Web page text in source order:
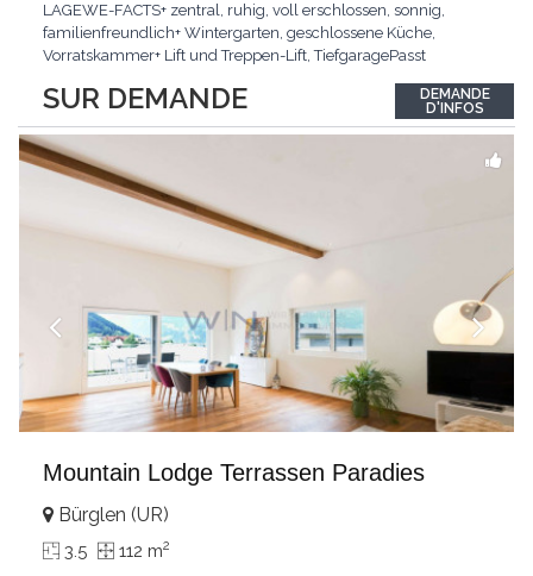
SUR DEMANDE
LAGEWE-FACTS+ zentral, ruhig, voll erschlossen, sonnig,
familienfreundlich+ Wintergarten, geschlossene Küche,
Vorratskammer+ Lift und Treppen-Lift, TiefgaragePasst
Wintergarten schaffen ein lichtdurchflutetes
Wunder.Interessiert? JETZT anrufen: +41 76 507 21 32
DEMANDE
D'INFOS
Mountain Lodge Terrassen Paradies
Bürglen (UR)
3.5 112 m2